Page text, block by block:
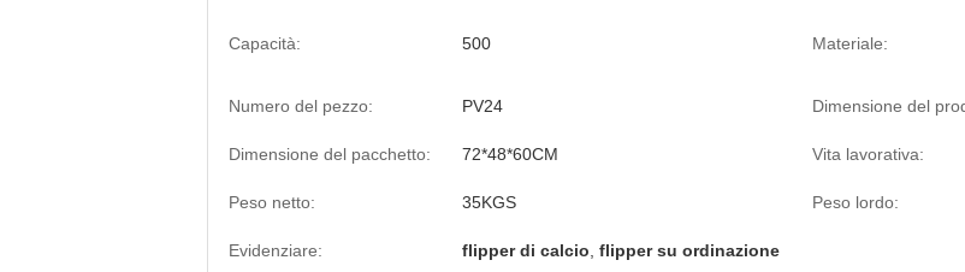
Capacità: 500 Materiale:
Numero del pezzo: PV24 Dimensione del
Dimensione del pacchetto: 72*48*60CM Vita lavorativa:
Peso netto: 35KGS Peso lordo:
Evidenziare: flipper di calcio flipper su ordinazione